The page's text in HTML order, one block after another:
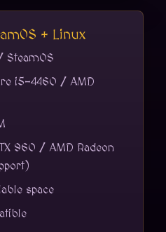
+ Linux
SteamOS
i5-4460 / AMD
960 / AMD Radeon
space